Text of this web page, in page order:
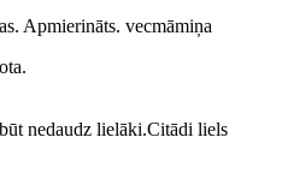
Apmierināts. vecmāmiņa
nedaudz lielāki.Citādi liels